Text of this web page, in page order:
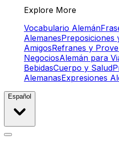
Explore More
Vocabulario Alemán
AlemanesPreposiciones
AmigosRefranes y
NegociosAlemán para
BebidasCuerpo y Salud
AlemanasExpresiones
Español